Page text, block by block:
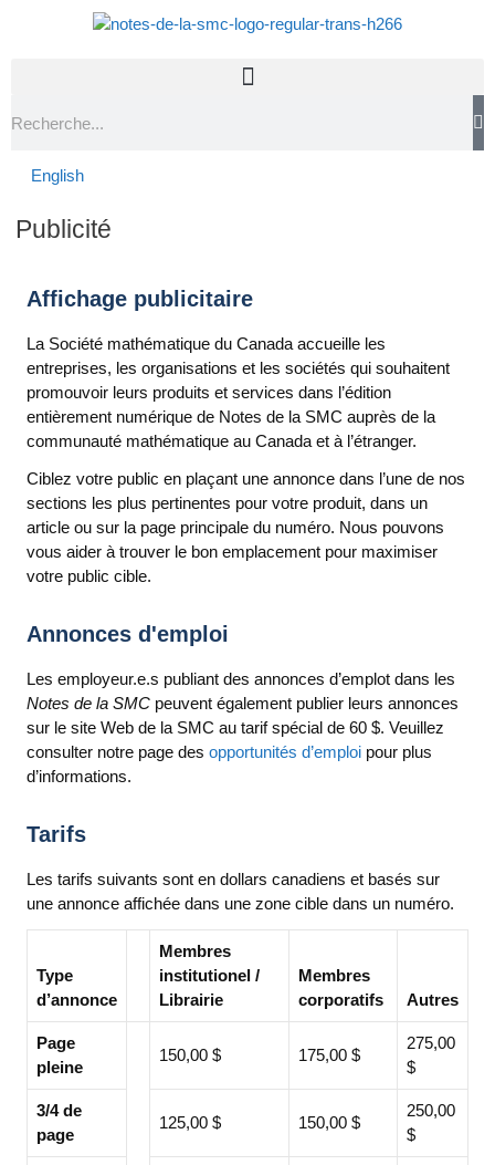
English
Publicité
Affichage publicitaire
La Société mathématique du Canada accueille les
entreprises, les organisations et les sociétés qui souhaitent
promouvoir leurs produits et services dans l’édition
entièrement numérique de Notes de la SMC auprès de la
communauté mathématique au Canada et à l’étranger.
Ciblez votre public en plaçant une annonce dans l’une de nos
sections les plus pertinentes pour votre produit, dans un
article ou sur la page principale du numéro. Nous pouvons
vous aider à trouver le bon emplacement pour maximiser
votre public cible.
Annonces d'emploi
Les employeur.e.s publiant des annonces d’emplot dans les
Notes de la SMC peuvent également publier leurs annonces
sur le site Web de la SMC au tarif spécial de 60 $. Veuillez
consulter notre page des opportunités d’emploi pour plus
d’informations.
Tarifs
Les tarifs suivants sont en dollars canadiens et basés sur
une annonce affichée dans une zone cible dans un numéro.
Type
d’annonce
Membres
institutionel /
Librairie
Membres
corporatifs
Autres
Page
pleine
150,00 $ 175,00 $
275,00
$
3/4 de
page
125,00 $ 150,00 $
250,00
$